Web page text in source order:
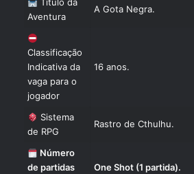
Título da
Aventura
A Gota Negra.
Classificação
Indicativa da
vaga para o
jogador
16 anos.
Sistema
de RPG
Rastro de Cthulhu.
Número
de partidas
One Shot (1 partida).